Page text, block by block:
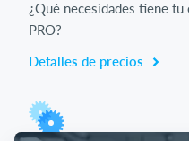
¿Qué necesidades tiene tu
PRO?
Detalles de precios